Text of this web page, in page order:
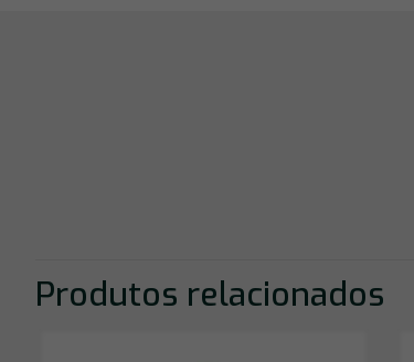
Produtos relacionados